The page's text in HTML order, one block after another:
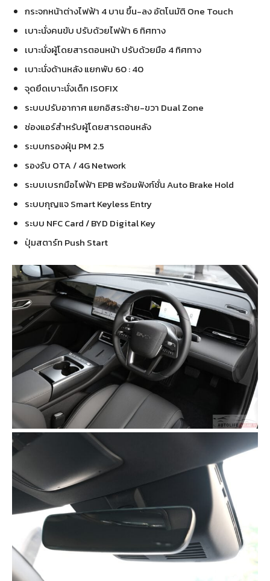
กระจกหน้าต่างไฟฟ้า 4 บาน ขึ้น-ลง อัตโนมัติ One Touch
เบาะนั่งคนขับ ปรับด้วยไฟฟ้า 6 ทิศทาง
เบาะนั่งผู้โดยสารตอนหน้า ปรับด้วยมือ 4 ทิศทาง
เบาะนั่งด้านหลัง แยกพับ 60 : 40
จุดยึดเบาะนั่งเด็ก ISOFIX
ระบบปรับอากาศ แยกอิสระซ้าย-ขวา Dual Zone
ช่องแอร์สำหรับผู้โดยสารตอนหลัง
ระบบกรองฝุ่น PM 2.5
รองรับ OTA / 4G Network
ระบบเบรกมือไฟฟ้า EPB พร้อมฟังก์ชั่น Auto Brake Hold
ระบบกุญแจ Smart Keyless Entry
ระบบ NFC Card / BYD Digital Key
ปุ่มสตาร์ท Push Start